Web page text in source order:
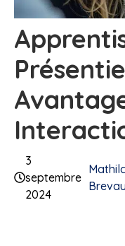
3
septembre
2024